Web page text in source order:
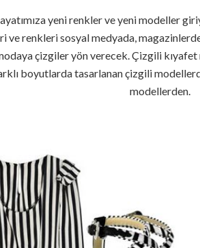
yeni renkler ve yeni modeller
ve renkleri sosyal medyada,
çizgiler yön verecek. Çizgili
boyutlarda tasarlanan çizgili
modellerden.